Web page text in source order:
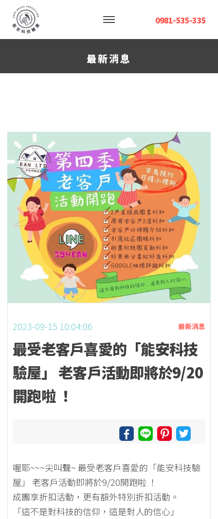
0981-535-335
最新消息
2023-09-15 10:04:06 最新消息
最受老客戶喜愛的「能安科技
驗屋」 老客戶活動即將於9/20
開跑啦 ！
喔耶~~~尖叫聲~ 最受老客戶喜愛的「能安科技驗
屋」 老客戶活動即將於9/20開跑啦 ！
成團享折扣活動，更有額外特別折扣活動。
「這不是對科技的信仰，這是對人的信心」